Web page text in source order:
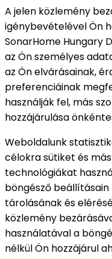
A jelen közlemény
igénybevételével Ön
SonarHome Hungary
az Ön személyes
az Ön elvárásainak,
preferenciáinak
használják fel, más
hozzájárulása
Weboldalunk
célokra sütiket és
technológiákat
böngésző
tárolásának és
közlemény
használatával a
nélkül Ön hozzájárul